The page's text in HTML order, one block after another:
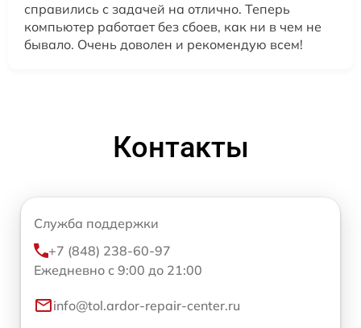
справились с задачей на отлично. Теперь
компьютер работает без сбоев, как ни в чем не
бывало. Очень доволен и рекомендую всем!
Контакты
Служба поддержки
+7 (848) 238-60-97
Ежедневно с 9:00 до 21:00
info@tol.ardor-repair-center.ru